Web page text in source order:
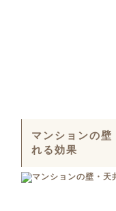
マンションの
れる効果